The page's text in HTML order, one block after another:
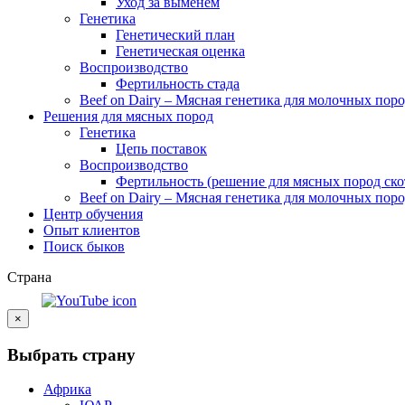
Генетика
Генетический план
Генетическая оценка
Воспроизводство
Фертильность стада
Beef on Dairy – Мясная генетика для молочных
Решения для мясных пород
Генетика
Цепь поставок
Воспроизводство
Фертильность (решение для мясных пород
Beef on Dairy – Мясная генетика для молочных
Центр обучения
Опыт клиентов
Поиск быков
Страна
×
Выбрать страну
Африка